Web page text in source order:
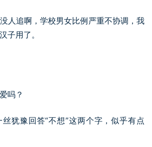
人追啊，学校男女比例严重不协调，我
子用了。
吗？
犹豫回答“不想”这两个字，似乎有点